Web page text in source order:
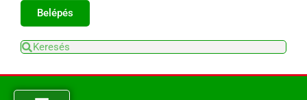
Belépés